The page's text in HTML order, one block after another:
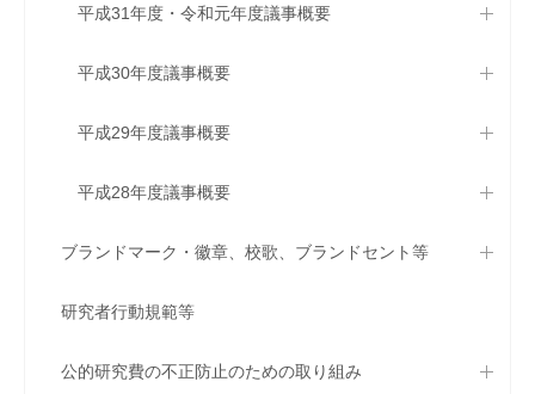
平成31年度・令和元年度議事概要
平成30年度議事概要
平成29年度議事概要
平成28年度議事概要
ブランドマーク・徽章、校歌、ブランドセント等
研究者行動規範等
公的研究費の不正防止のための取り組み